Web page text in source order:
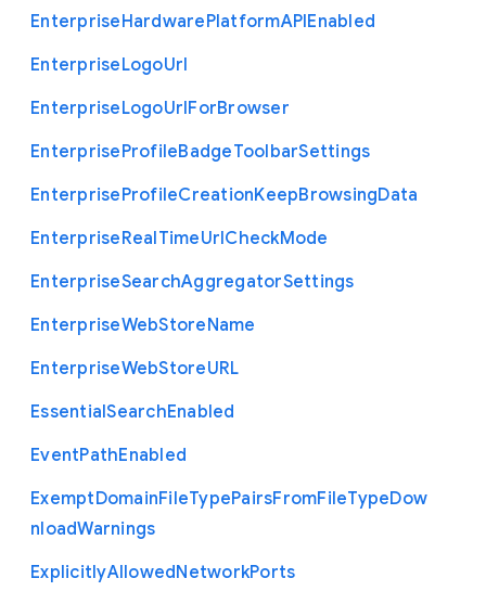
EnterpriseHardwarePlatformAPIEnabled
EnterpriseLogoUrl
EnterpriseLogoUrlForBrowser
EnterpriseProfileBadgeToolbarSettings
EnterpriseProfileCreationKeepBrowsingData
EnterpriseRealTimeUrlCheckMode
EnterpriseSearchAggregatorSettings
EnterpriseWebStoreName
EnterpriseWebStoreURL
EssentialSearchEnabled
EventPathEnabled
ExemptDomainFileTypePairsFromFileTypeDow
nloadWarnings
ExplicitlyAllowedNetworkPorts